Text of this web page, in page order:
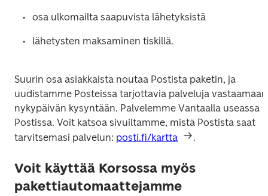
osa ulkomailta saapuvista lähetyksistä
lähetysten maksaminen tiskillä.
Suurin osa asiakkaista noutaa Postista paketin, ja
uudistamme Posteissa tarjottavia palveluja vastaamaan
nykypäivän kysyntään. Palvelemme Vantaalla useassa
Postissa. Voit katsoa sivuiltamme, mistä Postista saat
tarvitsemasi palvelun: posti.fi/kartta .
Voit käyttää Korsossa myös
pakettiautomaattejamme